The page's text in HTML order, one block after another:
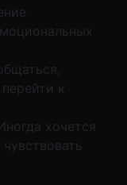
к
хочется